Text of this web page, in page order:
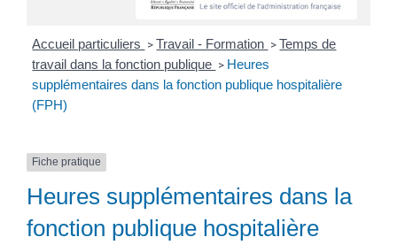
Accueil particuliers > Travail - Formation > Temps de
travail dans la fonction publique > Heures
supplémentaires dans la fonction publique hospitalière
(FPH)
Fiche pratique
Heures supplémentaires dans la
fonction publique hospitalière